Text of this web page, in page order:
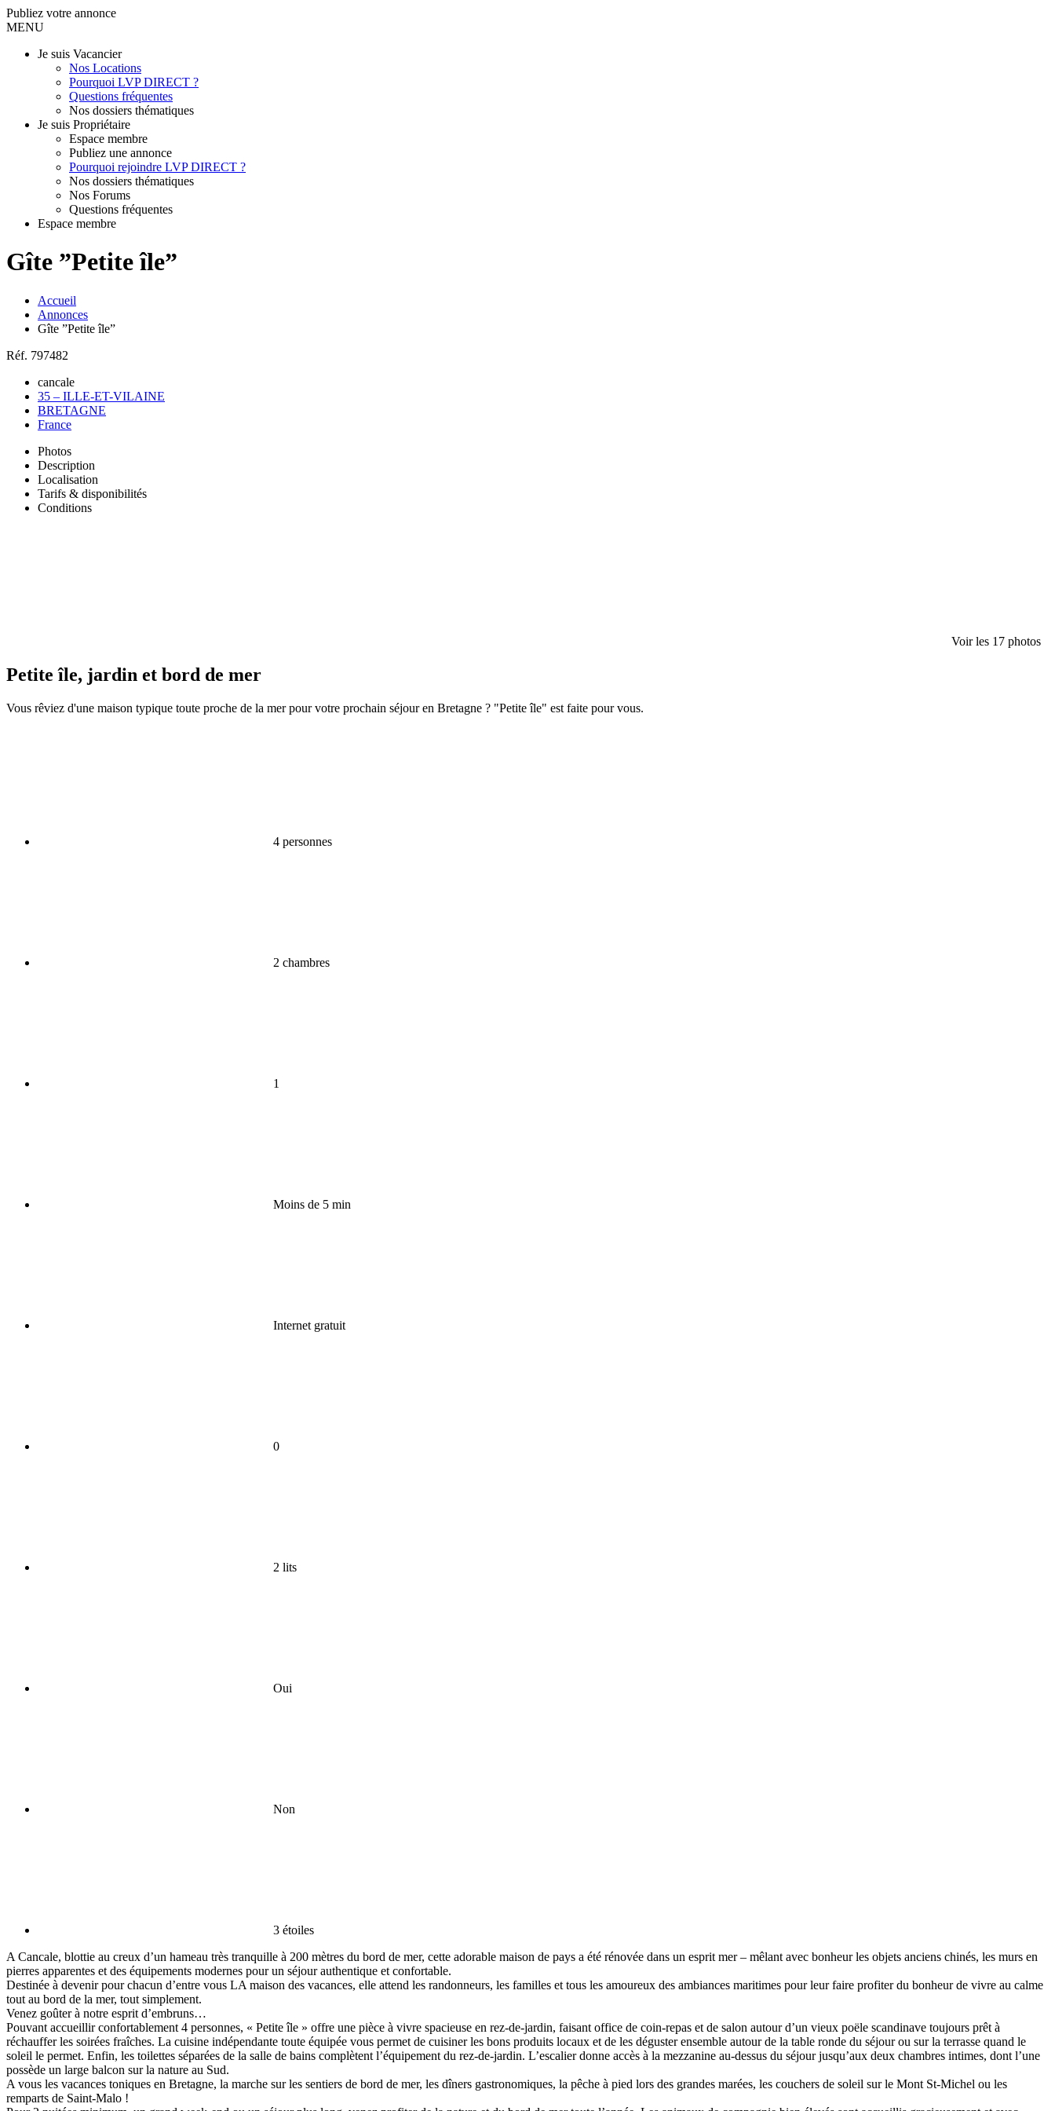
Publiez votre annonce
MENU
Je suis Vacancier
Nos Locations
Pourquoi LVP DIRECT ?
Questions fréquentes
Nos dossiers thématiques
Je suis Propriétaire
Espace membre
Publiez une annonce
Pourquoi rejoindre LVP DIRECT ?
Nos dossiers thématiques
Nos Forums
Questions fréquentes
Espace membre
Gîte ”Petite île”
Accueil
Annonces
Gîte ”Petite île”
Réf. 797482
cancale
35 – ILLE-ET-VILAINE
BRETAGNE
France
Photos
Description
Localisation
Tarifs & disponibilités
Conditions
Voir les 17 photos
Petite île, jardin et bord de mer
Vous rêviez d'une maison typique toute proche de la mer pour votre prochain séjour en Bretagne ? "Petite île" est faite pour vous.
4 personnes
2 chambres
1
Moins de 5 min
Internet gratuit
0
2 lits
Oui
Non
3 étoiles
A Cancale, blottie au creux d’un hameau très tranquille à 200 mètres du bord de mer, cette adorable maison de pays a été rénovée dans un esprit mer – mêlant avec bonheur les objets anciens chinés, les murs en
pierres apparentes et des équipements modernes pour un séjour authentique et confortable.
Destinée à devenir pour chacun d’entre vous LA maison des vacances, elle attend les randonneurs, les familles et tous les amoureux des ambiances maritimes pour leur faire profiter du bonheur de vivre au calme
tout au bord de la mer, tout simplement.
Venez goûter à notre esprit d’embruns…
Pouvant accueillir confortablement 4 personnes, « Petite île » offre une pièce à vivre spacieuse en rez-de-jardin, faisant office de coin-repas et de salon autour d’un vieux poële scandinave toujours prêt à
réchauffer les soirées fraîches. La cuisine indépendante toute équipée vous permet de cuisiner les bons produits locaux et de les déguster ensemble autour de la table ronde du séjour ou sur la terrasse quand le
soleil le permet. Enfin, les toilettes séparées de la salle de bains complètent l’équipement du rez-de-jardin. L’escalier donne accès à la mezzanine au-dessus du séjour jusqu’aux deux chambres intimes, dont l’une
possède un large balcon sur la nature au Sud.
A vous les vacances toniques en Bretagne, la marche sur les sentiers de bord de mer, les dîners gastronomiques, la pêche à pied lors des grandes marées, les couchers de soleil sur le Mont St-Michel ou les
remparts de Saint-Malo !